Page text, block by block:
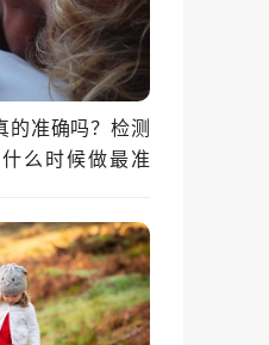
的准确吗？检测
么时候做最准